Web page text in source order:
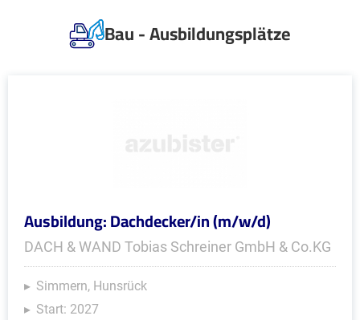
Bau - Ausbildungsplätze
Ausbildung: Dachdecker/in (m/w/d)
DACH & WAND Tobias Schreiner GmbH & Co.KG
Simmern, Hunsrück
Start: 2027